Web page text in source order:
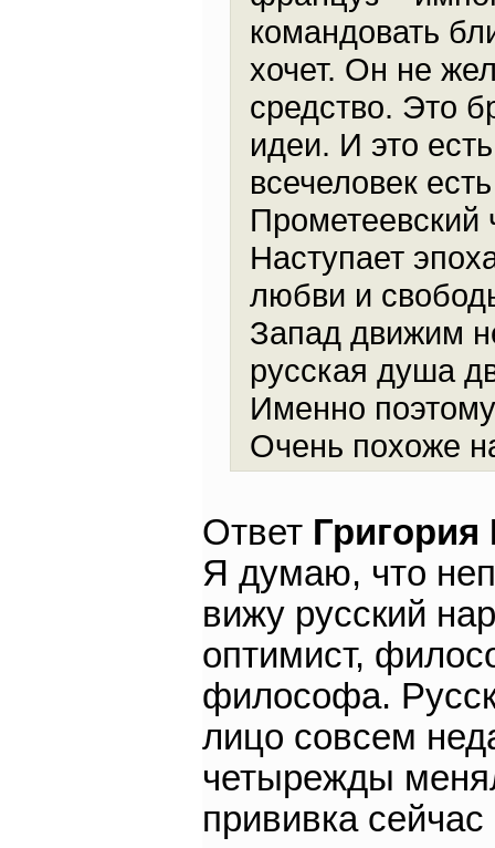
командовать
хочет. Он не
средство. Это
идеи. И это
всечеловек
Прометеевский
Наступает
любви и
Запад движим
русская душа
Именно
Очень похоже
Ответ
Я думаю, что
вижу русский
оптимист,
философа.
лицо совсем
четырежды
прививка